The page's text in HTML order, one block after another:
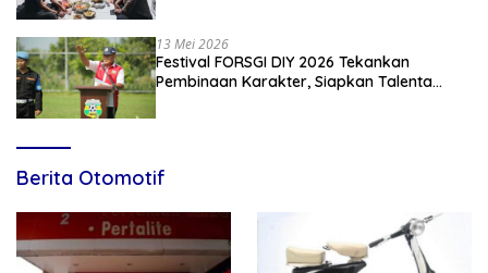
13 Mei 2026
Festival FORSGI DIY 2026 Tekankan
Pembinaan Karakter, Siapkan Talenta
Berita Otomotif